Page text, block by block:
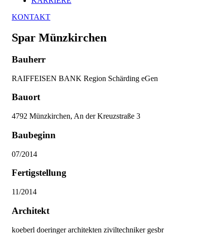
KONTAKT
Spar Münzkirchen
Bauherr
RAIFFEISEN BANK Region Schärding eGen
Bauort
4792 Münzkirchen, An der Kreuzstraße 3
Baubeginn
07/2014
Fertigstellung
11/2014
Architekt
koeberl doeringer architekten ziviltechniker gesbr